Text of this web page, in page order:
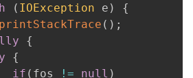
( IOException e )
{
printStackTrace ( ) ;
{
{
if ( fos != null )